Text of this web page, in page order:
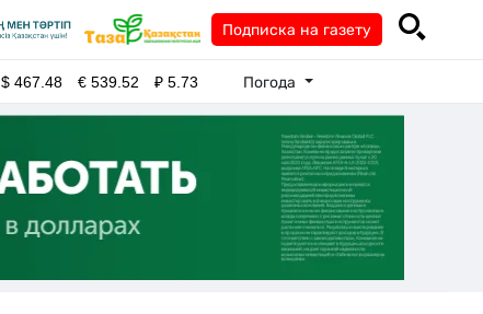
Подписка на газету
$467.48 €539.52 ₽5.73 Погода